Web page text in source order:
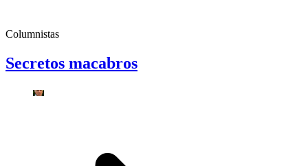
Columnistas
Secretos macabros